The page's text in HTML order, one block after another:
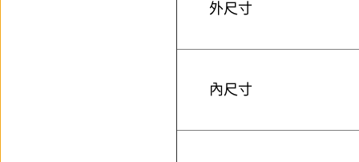
外尺寸
內尺寸